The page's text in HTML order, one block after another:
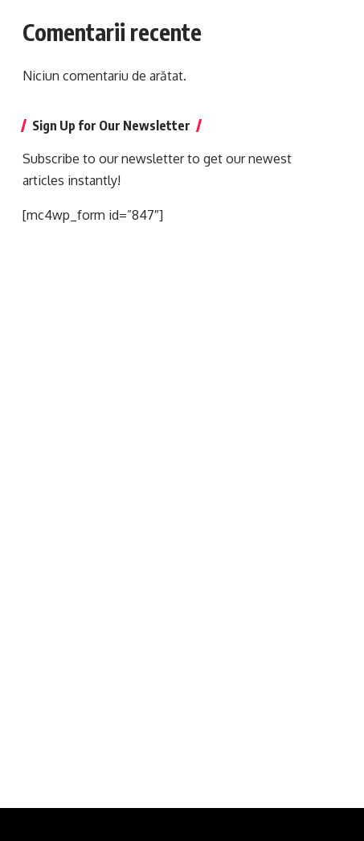
Comentarii recente
Niciun comentariu de arătat.
Sign Up for Our Newsletter
Subscribe to our newsletter to get our newest
articles instantly!
[mc4wp_form id=”847″]